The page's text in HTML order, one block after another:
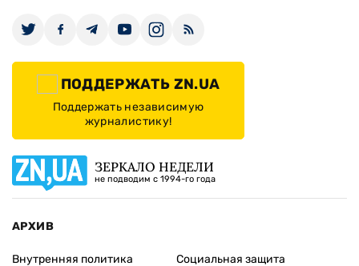
ПОДДЕРЖАТЬ ZN.UA
Поддержать независимую
журналистику!
ЗЕРКАЛО НЕДЕЛИ
не подводим с 1994-го года
АРХИВ
Внутренняя политика
Социальная защита